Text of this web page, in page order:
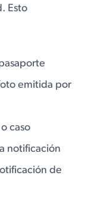
Esto
emitida por
caso
notificación
de